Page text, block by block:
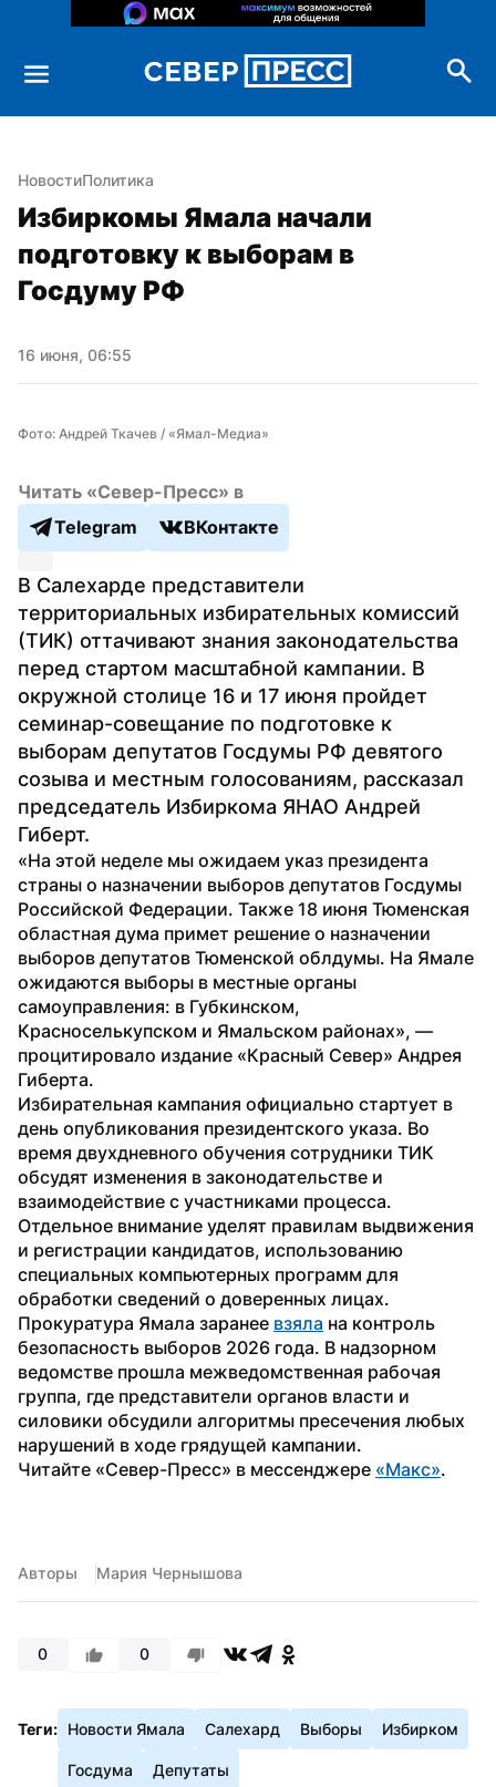
НовостиПолитика
Избиркомы Ямала начали
подготовку к выборам в
Госдуму РФ
16 июня, 06:55
Фото: Андрей Ткачев / «Ямал-Медиа»
Читать «Север-Пресс» в
Telegram
ВКонтакте
В Салехарде представители
территориальных избирательных комиссий
(ТИК) оттачивают знания законодательства
перед стартом масштабной кампании. В
окружной столице 16 и 17 июня пройдет
семинар-совещание по подготовке к
выборам депутатов Госдумы РФ девятого
созыва и местным голосованиям, рассказал
председатель Избиркома ЯНАО Андрей
Гиберт.
«На этой неделе мы ожидаем указ президента
страны о назначении выборов депутатов Госдумы
Российской Федерации. Также 18 июня Тюменская
областная дума примет решение о назначении
выборов депутатов Тюменской облдумы. На Ямале
ожидаются выборы в местные органы
самоуправления: в Губкинском,
Красноселькупском и Ямальском районах», —
процитировало издание «Красный Север» Андрея
Гиберта.
Избирательная кампания официально стартует в
день опубликования президентского указа. Во
время двухдневного обучения сотрудники ТИК
обсудят изменения в законодательстве и
взаимодействие с участниками процесса.
Отдельное внимание уделят правилам выдвижения
и регистрации кандидатов, использованию
специальных компьютерных программ для
обработки сведений о доверенных лицах.
Прокуратура Ямала заранее взяла на контроль
безопасность выборов 2026 года. В надзорном
ведомстве прошла межведомственная рабочая
группа, где представители органов власти и
силовики обсудили алгоритмы пресечения любых
нарушений в ходе грядущей кампании.
Читайте «Север-Пресс» в мессенджере «Макс».
Авторы Мария Чернышова
0 0
Теги: Новости Ямала Салехард Выборы Избирком
Госдума Депутаты